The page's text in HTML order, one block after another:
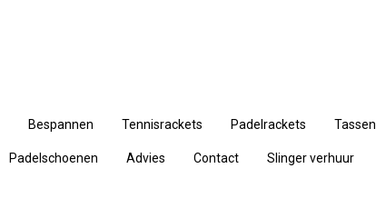
Bespannen Tennisrackets Padelrackets Tassen
Padelschoenen Advies Contact Slinger verhuur